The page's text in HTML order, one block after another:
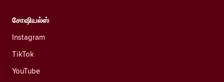
சோஷியல்ஸ்
Instagram
TikTok
YouTube